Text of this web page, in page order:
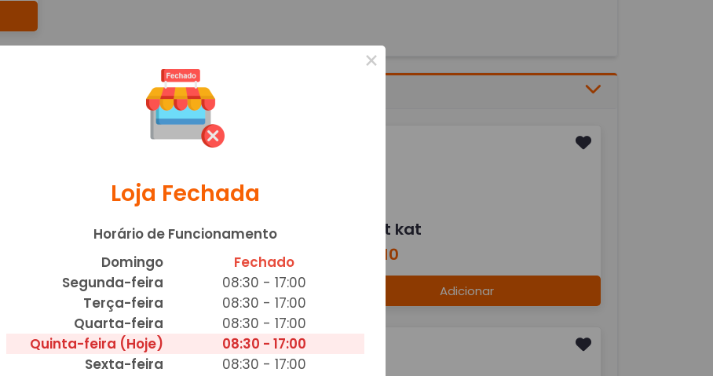
Barra Nutry
R$ 5,10
Adicionar
Bis,kit kat
R$ 8,10
Adicionar
×
Loja Fechada
Horário de Funcionamento
Domingo
Fechado
Segunda-feira
08:30 - 17:00
Terça-feira
08:30 - 17:00
Quarta-feira
08:30 - 17:00
Quinta-feira (Hoje)
08:30 - 17:00
Sexta-feira
08:30 - 17:00